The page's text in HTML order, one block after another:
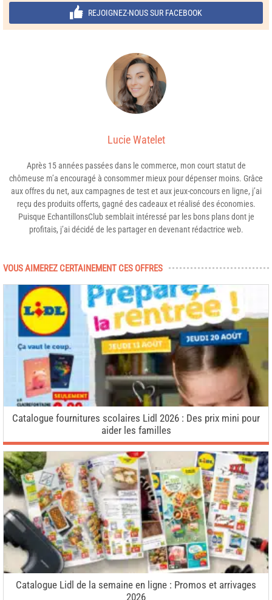
REJOIGNEZ-NOUS SUR FACEBOOK
Lucie Watelet
Après 15 années passées dans le commerce, mon court statut de
chômeuse m’a encouragé à consommer mieux pour dépenser moins. Grâce
aux offres du net, aux campagnes de test et aux jeux-concours en ligne, j’ai
reçu des produits offerts, gagné des cadeaux et réalisé des économies.
Puisque EchantillonsClub semblait intéressé par les bons plans dont je
profitais, j’ai décidé de les partager en devenant rédactrice web.
VOUS AIMEREZ CERTAINEMENT CES OFFRES
Catalogue fournitures scolaires Lidl 2026 : Des prix mini pour
aider les familles
Catalogue Lidl de la semaine en ligne : Promos et arrivages
2026